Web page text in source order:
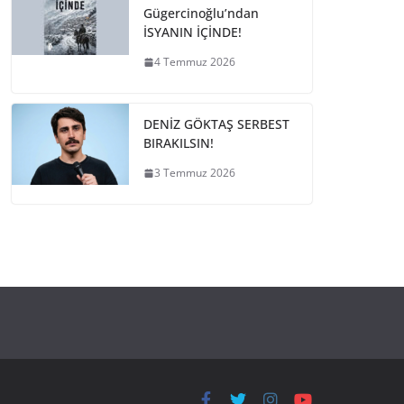
Gügercinoğlu’ndan
İSYANIN İÇİNDE!
4 Temmuz 2026
DENİZ GÖKTAŞ SERBEST
BIRAKILSIN!
3 Temmuz 2026